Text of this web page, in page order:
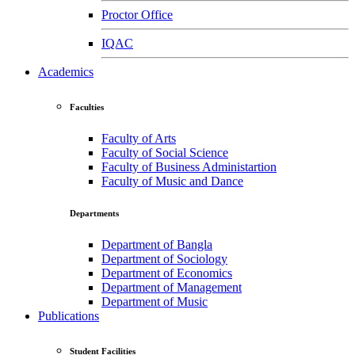
Proctor Office
IQAC
Academics
Faculties
Faculty of Arts
Faculty of Social Science
Faculty of Business Administartion
Faculty of Music and Dance
Departments
Department of Bangla
Department of Sociology
Department of Economics
Department of Management
Department of Music
Publications
Student Facilities